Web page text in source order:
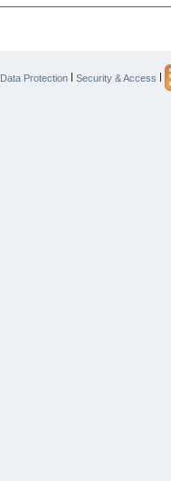
Data Protection | Security & Access |